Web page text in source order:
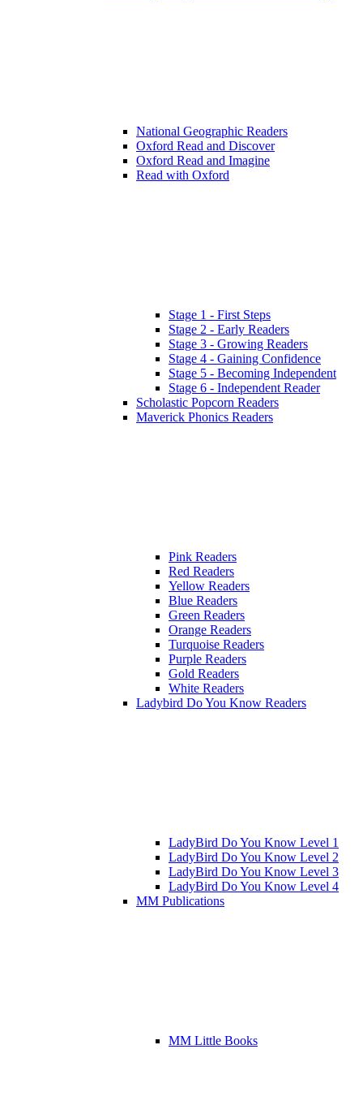
National Geographic Readers
Oxford Read and Discover
Oxford Read and Imagine
Read with Oxford
Stage 1 - First Steps
Stage 2 - Early Readers
Stage 3 - Growing Readers
Stage 4 - Gaining Confidence
Stage 5 - Becoming Independent
Stage 6 - Independent Reader
Scholastic Popcorn Readers
Maverick Phonics Readers
Pink Readers
Red Readers
Yellow Readers
Blue Readers
Green Readers
Orange Readers
Turquoise Readers
Purple Readers
Gold Readers
White Readers
Ladybird Do You Know Readers
LadyBird Do You Know Level 1
LadyBird Do You Know Level 2
LadyBird Do You Know Level 3
LadyBird Do You Know Level 4
MM Publications
MM Little Books